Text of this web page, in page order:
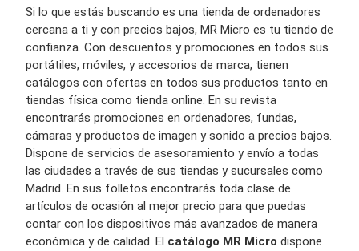
Si lo que estás buscando es una tienda de ordenadores
cercana a ti y con precios bajos, MR Micro es tu tiendo de
confianza. Con descuentos y promociones en todos sus
portátiles, móviles, y accesorios de marca, tienen
catálogos con ofertas en todos sus productos tanto en
tiendas física como tienda online. En su revista
encontrarás promociones en ordenadores, fundas,
cámaras y productos de imagen y sonido a precios bajos.
Dispone de servicios de asesoramiento y envío a todas
las ciudades a través de sus tiendas y sucursales como
Madrid. En sus folletos encontrarás toda clase de
artículos de ocasión al mejor precio para que puedas
contar con los dispositivos más avanzados de manera
económica y de calidad. El catálogo MR Micro dispone